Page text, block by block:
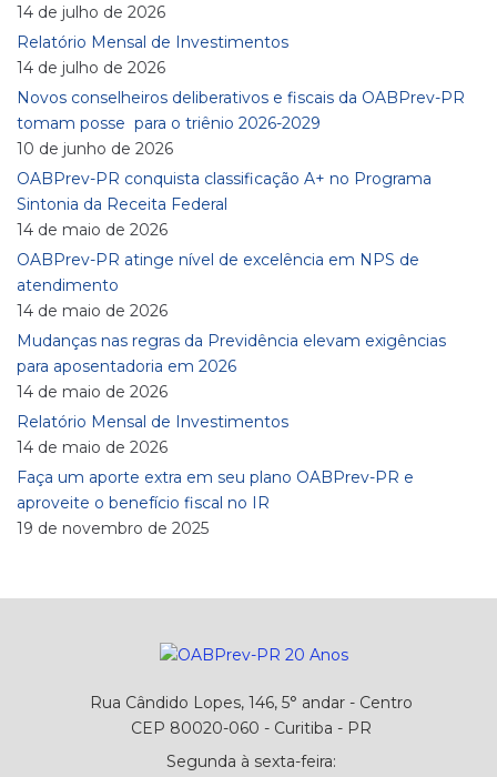
14 de julho de 2026
Relatório Mensal de Investimentos
14 de julho de 2026
Novos conselheiros deliberativos e fiscais da OABPrev-PR
tomam posse para o triênio 2026-2029
10 de junho de 2026
OABPrev-PR conquista classificação A+ no Programa
Sintonia da Receita Federal
14 de maio de 2026
OABPrev-PR atinge nível de excelência em NPS de
atendimento
14 de maio de 2026
Mudanças nas regras da Previdência elevam exigências
para aposentadoria em 2026
14 de maio de 2026
Relatório Mensal de Investimentos
14 de maio de 2026
Faça um aporte extra em seu plano OABPrev-PR e
aproveite o benefício fiscal no IR
19 de novembro de 2025
Rua Cândido Lopes, 146, 5° andar - Centro
CEP 80020-060 - Curitiba - PR
Segunda à sexta-feira: